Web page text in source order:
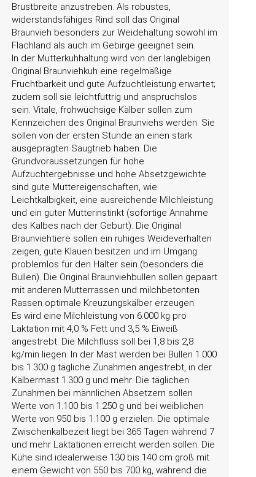
Brustbreite anzustreben. Als robustes,
widerstandsfähiges Rind soll das Original
Braunvieh besonders zur Weidehaltung sowohl im
Flachland als auch im Gebirge geeignet sein.
In der Mutterkuhhaltung wird von der langlebigen
Original Braunviehkuh eine regelmäßige
Fruchtbarkeit und gute Aufzuchtleistung erwartet;
zudem soll sie leichtfuttrig und anspruchslos
sein. Vitale, frohwüchsige Kälber sollen zum
Kennzeichen des Original Braunviehs werden. Sie
sollen von der ersten Stunde an einen stark
ausgeprägten Saugtrieb haben. Die
Grundvoraussetzungen für hohe
Aufzuchtergebnisse und hohe Absetzgewichte
sind gute Muttereigenschaften, wie
Leichtkalbigkeit, eine ausreichende Milchleistung
und ein guter Mutterinstinkt (sofortige Annahme
des Kalbes nach der Geburt). Die Original
Braunviehtiere sollen ein ruhiges Weideverhalten
zeigen, gute Klauen besitzen und im Umgang
problemlos für den Halter sein (besonders die
Bullen). Die Original Braunviehbullen sollen gepaart
mit anderen Mutterrassen und milchbetonten
Rassen optimale Kreuzungskälber erzeugen.
Es wird eine Milchleistung von 6.000 kg pro
Laktation mit 4,0 % Fett und 3,5 % Eiweiß
angestrebt. Die Milchfluss soll bei 1,8 bis 2,8
kg/min liegen. In der Mast werden bei Bullen 1.000
bis 1.300 g tägliche Zunahmen angestrebt, in der
Kälbermast 1.300 g und mehr. Die täglichen
Zunahmen bei männlichen Absetzern sollen
Werte von 1.100 bis 1.250 g und bei weiblichen
Werte von 950 bis 1.100 g erzielen. Die optimale
Zwischenkalbezeit liegt bei 365 Tagen während 7
und mehr Laktationen erreicht werden sollen. Die
Kühe sind idealerweise 130 bis 140 cm groß mit
einem Gewicht von 550 bis 700 kg, während die